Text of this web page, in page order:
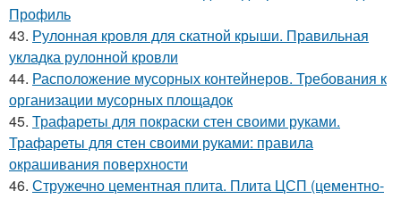
Профиль
43. Рулонная кровля для скатной крыши. Правильная
укладка рулонной кровли
44. Расположение мусорных контейнеров. Требования к
организации мусорных площадок
45. Трафареты для покраски стен своими руками.
Трафареты для стен своими руками: правила
окрашивания поверхности
46. Стружечно цементная плита. Плита ЦСП (цементно-